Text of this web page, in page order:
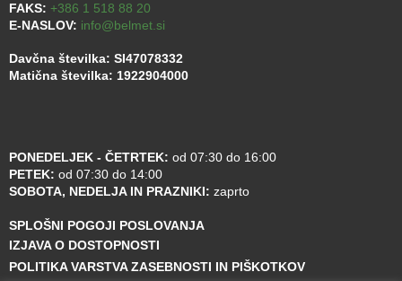
FAKS: +386 1 518 88 20
E-NASLOV: info@belmet.si
Davčna številka: SI47078332
Matična številka: 1922904000
PONEDELJEK - ČETRTEK: od 07:30 do 16:00
PETEK: od 07:30 do 14:00
SOBOTA, NEDELJA IN PRAZNIKI: zaprto
SPLOŠNI POGOJI POSLOVANJA
IZJAVA O DOSTOPNOSTI
POLITIKA VARSTVA ZASEBNOSTI IN PIŠKOTKOV